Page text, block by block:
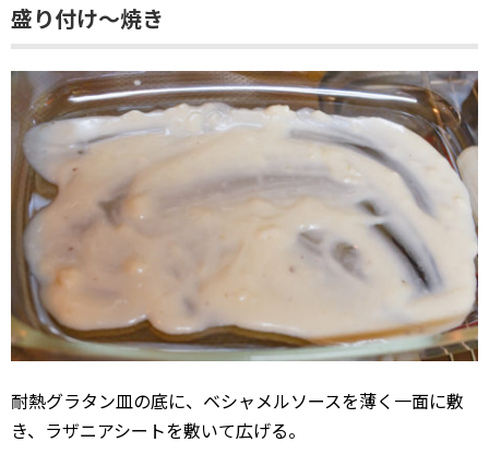
盛り付け〜焼き
耐熱グラタン皿の底に、ベシャメルソースを薄く一面に敷
き、ラザニアシートを敷いて広げる。